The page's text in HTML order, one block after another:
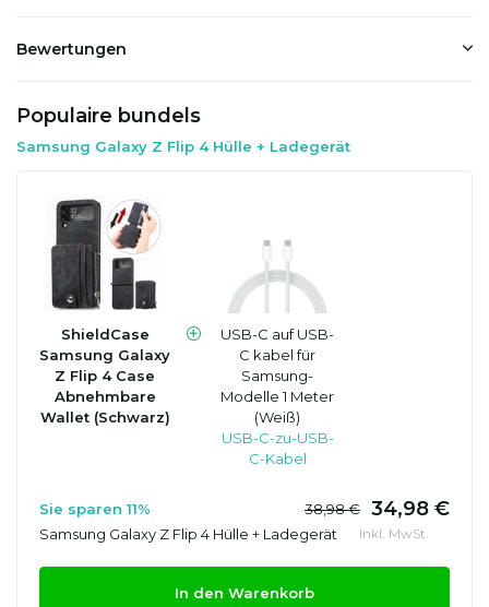
Bewertungen
Populaire bundels
Samsung Galaxy Z Flip 4 Hülle + Ladegerät
ShieldCase
Samsung Galaxy
Z Flip 4 Case
Abnehmbare
Wallet (Schwarz)
USB-C auf USB-
C kabel für
Samsung-
Modelle 1 Meter
(Weiß)
USB-C-zu-USB-
C-Kabel
Sie sparen 11% 38,98 € 34,98 €
Samsung Galaxy Z Flip 4 Hülle + Ladegerät Inkl. MwSt.
In den Warenkorb